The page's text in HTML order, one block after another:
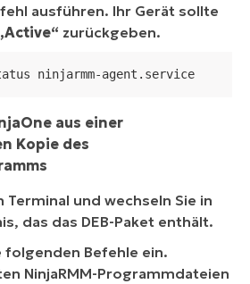
ausführen. Ihr Gerät sollte
zurückgeben.
ninjarmm-agent.service
aus einer
Kopie des
Terminal und wechseln Sie in
das das DEB-Paket enthält.
folgenden Befehle ein.
NinjaRMM-Programmdateien